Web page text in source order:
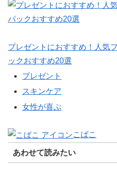
プレゼントにおすすめ！人気
ックおすすめ20選
プレゼント
スキンケア
女性が喜ぶ
こばこ
あわせて読みたい